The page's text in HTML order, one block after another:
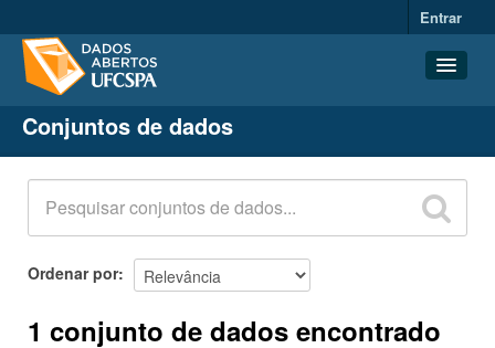
Entrar
Conjuntos de dados
Organizações
Grupos
Sobre
Conjuntos de dados
Ordenar por
1 conjunto de dados encontrado